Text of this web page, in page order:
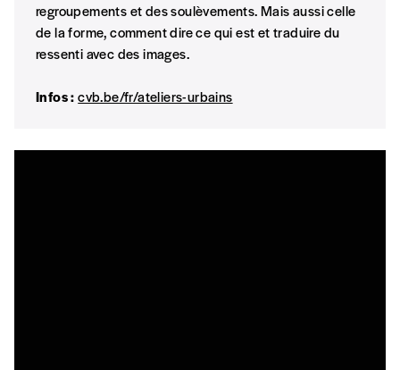
Se connecter
regroupements et des soulèvements. Mais aussi celle
de la forme, comment dire ce qui est et traduire du
ressenti avec des images.
Infos : cvb.be/fr/ateliers-urbains